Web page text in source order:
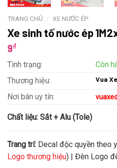
TRANG CHỦ / XE NƯỚC ÉP
Xe sinh tố nước ép
9₫
Tình trạng:
Còn
Thương hiệu:
Vua
Nơi bán uy tín:
Chất liệu: Sắt + Alu (Tole)
Trang trí: Decal độc quyền theo
Logo thương hiệu) | Đèn Logo